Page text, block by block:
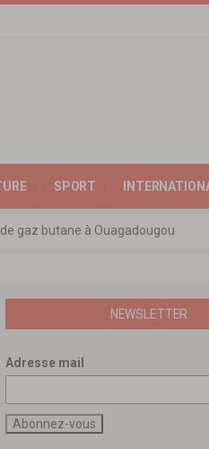
SPORT
gaz butane à Ouagadougou
révolutionnaires
NEWSLETTER
Adresse mail